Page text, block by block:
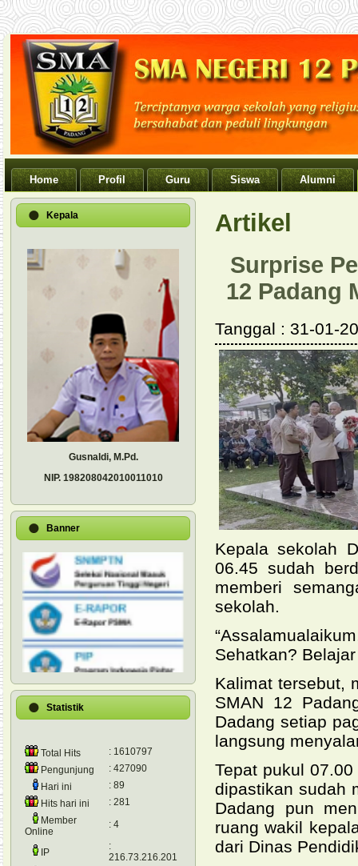
Home Profil Guru Siswa Alumni
Kepala
Gusnaldi, M.Pd.
NIP. 198208042010011010
Banner
Statistik
Total Hits
: 1610797
Pengunjung
: 427090
Hari ini
: 89
Hits hari ini
: 281
Member
Online
: 4
IP
:
216.73.216.201
Artikel
Surprise
12 Padang
Tanggal : 31-01-
Kepala sekolah
06.45 sudah
memberi
sekolah.
Sehatkan?
Kalimat tersebut,
SMAN 12
Dadang setiap
langsung
Tepat pukul
dipastikan sudah
Dadang pun
ruang wakil
dari Dinas